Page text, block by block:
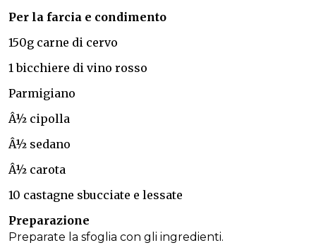
Per la farcia e condimento
150g carne di cervo
1 bicchiere di vino rosso
Parmigiano
Â½ cipolla
Â½ sedano
Â½ carota
10 castagne sbucciate e lessate
Preparazione
Preparate la sfoglia con gli ingredienti.